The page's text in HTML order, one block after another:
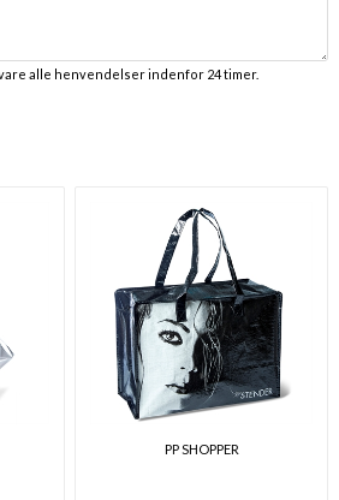
alle henvendelser indenfor 24 timer.
PP SHOPPER